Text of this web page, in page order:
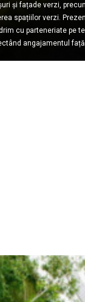
și fațade verzi,
spațiilor verzi.
cu parteneriate pe
angajamentul